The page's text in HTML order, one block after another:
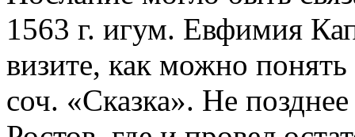
1563 г. игум. Евфимия
визите, как можно понять
соч. «Сказка». Не